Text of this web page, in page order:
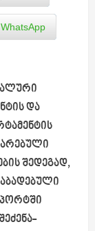
WhatsApp
და
შედეგად,